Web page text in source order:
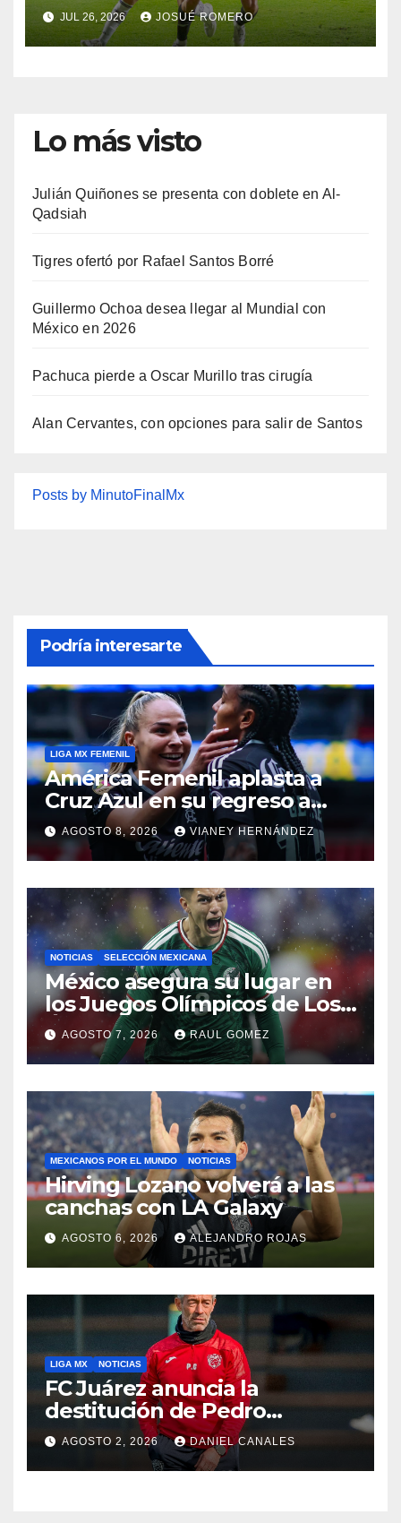
JUL 26, 2026 JOSUÉ ROMERO
Lo más visto
Julián Quiñones se presenta con doblete en Al-
Qadsiah
Tigres ofertó por Rafael Santos Borré
Guillermo Ochoa desea llegar al Mundial con
México en 2026
Pachuca pierde a Oscar Murillo tras cirugía
Alan Cervantes, con opciones para salir de Santos
Posts by MinutoFinalMx
Podría interesarte
LIGA MX FEMENIL
América Femenil aplasta a
Cruz Azul en su regreso a
casa
AGOSTO 8, 2026 VIANEY HERNÁNDEZ
NOTICIAS SELECCIÓN MEXICANA
México asegura su lugar en
los Juegos Olímpicos de Los
Ángeles 2028
AGOSTO 7, 2026 RAUL GOMEZ
MEXICANOS POR EL MUNDO NOTICIAS
Hirving Lozano volverá a las
canchas con LA Galaxy
AGOSTO 6, 2026 ALEJANDRO ROJAS
LIGA MX NOTICIAS
FC Juárez anuncia la
destitución de Pedro
Caixinha
AGOSTO 2, 2026 DANIEL CANALES